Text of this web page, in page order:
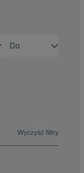
Wyczyść filtry